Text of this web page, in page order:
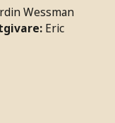
Wessman
Eric